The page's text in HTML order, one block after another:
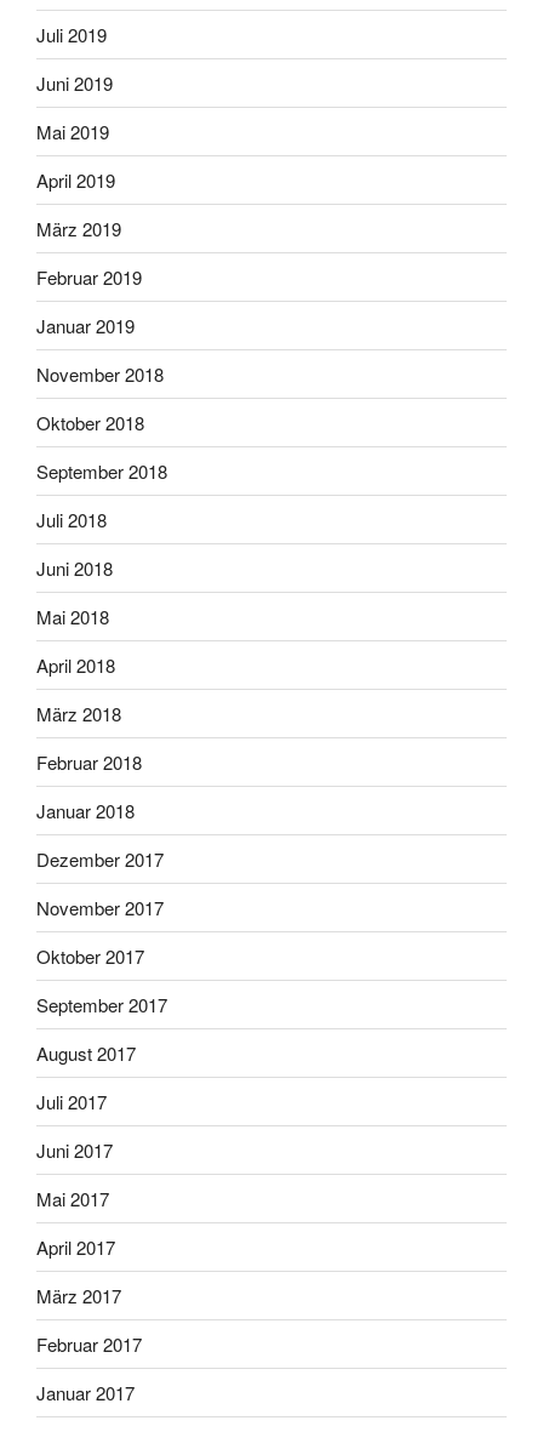
Juli 2019
Juni 2019
Mai 2019
April 2019
März 2019
Februar 2019
Januar 2019
November 2018
Oktober 2018
September 2018
Juli 2018
Juni 2018
Mai 2018
April 2018
März 2018
Februar 2018
Januar 2018
Dezember 2017
November 2017
Oktober 2017
September 2017
August 2017
Juli 2017
Juni 2017
Mai 2017
April 2017
März 2017
Februar 2017
Januar 2017